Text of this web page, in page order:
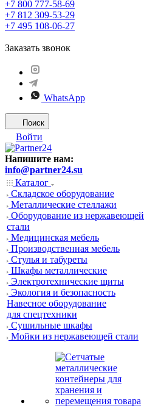
+7 800 777-58-69
+7 812 309-53-29
+7 495 108-06-27
Заказать звонок
WhatsApp
Поиск
Войти
Напишите нам:
info@partner24.su
Каталог
Складское оборудование
Металлические стеллажи
Оборудование из нержавеющей
стали
Медицинская мебель
Производственная мебель
Стулья и табуреты
Шкафы металлические
Электротехнические щиты
Экология и безопасность
Навесное оборудование
для спецтехники
Сушильные шкафы
Мойки из нержавеющей стали